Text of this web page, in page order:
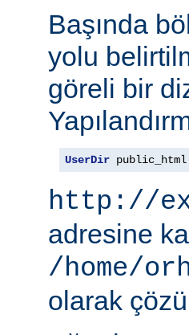
Başında
yolu
göreli bir
UserDir public_html
http://
adresine
/home/
olarak